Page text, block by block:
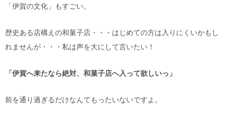
「伊賀の文化」もすごい。
歴史ある店構えの和菓子店・・・はじめての方は入りにくいかもし
れませんが・・・私は声を大にして言いたい！
「伊賀へ来たなら絶対、和菓子店へ入って欲しいっ」
前を通り過ぎるだけなんてもったいないですよ。